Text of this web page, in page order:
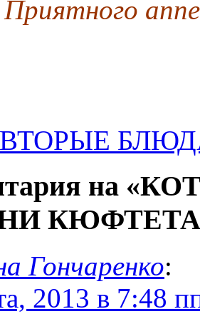
Приятного
ВТОРЫЕ
на
Гончаренко:
2013 в 7:48